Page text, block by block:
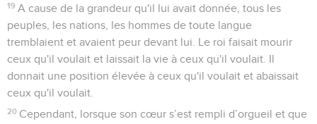
19 A cause de la grandeur qu'il lui avait donnée, tous les
peuples, les nations, les hommes de toute langue
tremblaient et avaient peur devant lui. Le roi faisait mourir
ceux qu'il voulait et laissait la vie à ceux qu'il voulait. Il
donnait une position élevée à ceux qu'il voulait et abaissait
ceux qu'il voulait.
20 Cependant, lorsque son cœur s’est rempli d’orgueil et que